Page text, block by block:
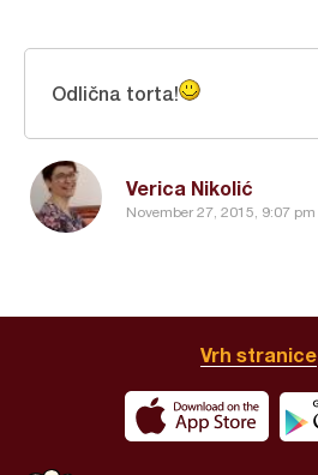
Verica Nikolić
November 27, 2015, 9:07 pm
Odlična torta!
Vrh stranice